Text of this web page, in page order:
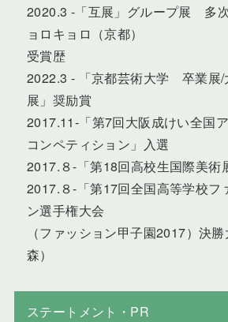
2020.3 -「互展」グループ展 多
ョロキョロ（京都）
受賞歴
2022.3 - 「京都芸術大学 卒業展
展」奨励賞
2017.11-「第7回大阪成けい全国
コンペティション」入選
2017.８-「第18回高校生国際美術
2017.８-「第17回全国高等学校フ
ン選手権大会
（ファッション甲子園2017）決
森）
ステートメント・PR